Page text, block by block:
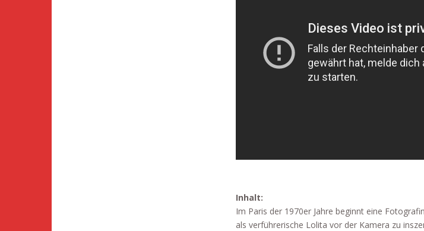
Inhalt:
Im Paris der 1970er Jahre beginnt eine
als verführerische Lolita vor der Kamera zu